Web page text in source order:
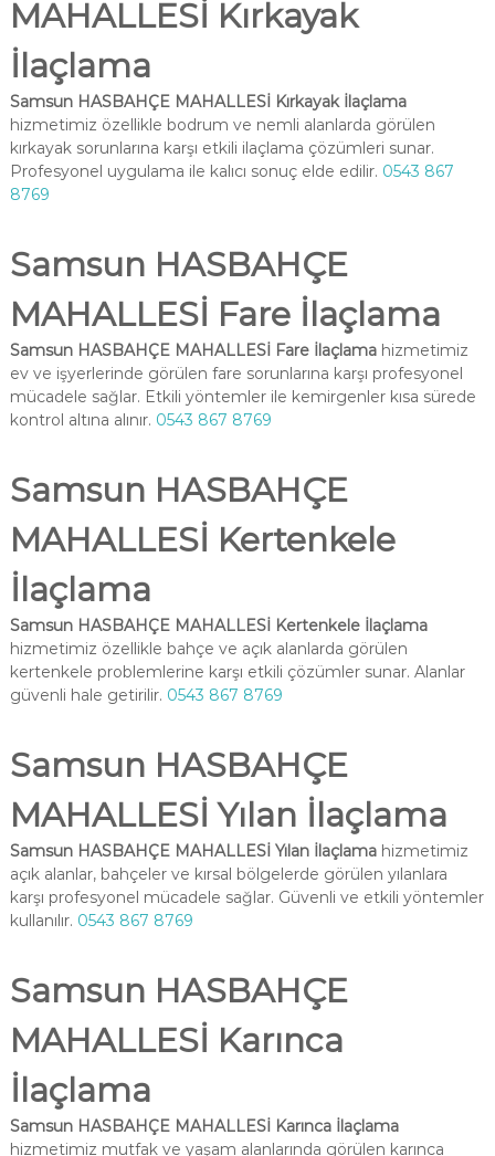
MAHALLESİ Kırkayak
İlaçlama
Samsun HASBAHÇE MAHALLESİ Kırkayak İlaçlama
hizmetimiz özellikle bodrum ve nemli alanlarda görülen
kırkayak sorunlarına karşı etkili ilaçlama çözümleri sunar.
Profesyonel uygulama ile kalıcı sonuç elde edilir. 0543 867
8769
Samsun HASBAHÇE
MAHALLESİ Fare İlaçlama
Samsun HASBAHÇE MAHALLESİ Fare İlaçlamahizmetimiz
ev ve işyerlerinde görülen fare sorunlarına karşı profesyonel
mücadele sağlar. Etkili yöntemler ile kemirgenler kısa sürede
kontrol altına alınır. 0543 867 8769
Samsun HASBAHÇE
MAHALLESİ Kertenkele
İlaçlama
Samsun HASBAHÇE MAHALLESİ Kertenkele İlaçlama
hizmetimiz özellikle bahçe ve açık alanlarda görülen
kertenkele problemlerine karşı etkili çözümler sunar. Alanlar
güvenli hale getirilir. 0543 867 8769
Samsun HASBAHÇE
MAHALLESİ Yılan İlaçlama
Samsun HASBAHÇE MAHALLESİ Yılan İlaçlamahizmetimiz
açık alanlar, bahçeler ve kırsal bölgelerde görülen yılanlara
karşı profesyonel mücadele sağlar. Güvenli ve etkili yöntemler
kullanılır. 0543 867 8769
Samsun HASBAHÇE
MAHALLESİ Karınca
İlaçlama
Samsun HASBAHÇE MAHALLESİ Karınca İlaçlama
hizmetimiz mutfak ve yaşam alanlarında görülen karınca